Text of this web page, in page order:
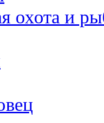
охота и